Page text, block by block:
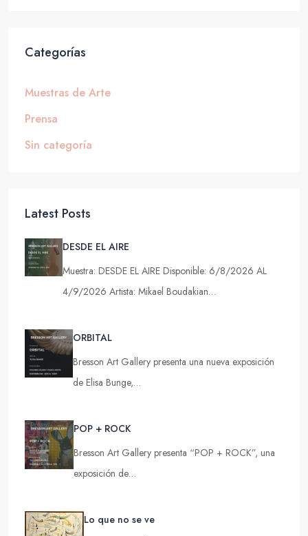
Categorías
Muestras de Arte
Prensa
Sin categoría
Latest Posts
DESDE EL AIRE
Muestra: DESDE EL AIRE Disponible: 6/8/2026 AL
4/9/2026 Artista: Mikael Boudakian…
ORBITAL
Bresson Art Gallery presenta una nueva exposición
de Elisa Bunge,…
POP + ROCK
Bresson Art Gallery presenta “POP + ROCK”, una
exposición de…
Lo que no se ve